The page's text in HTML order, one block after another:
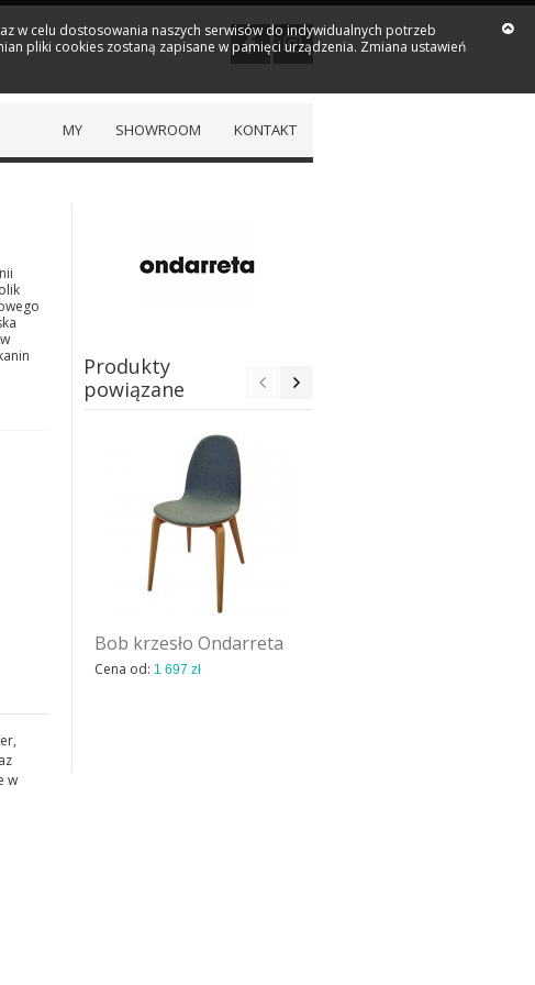
KONTAKT
SHOWROOM
MY
Produkty
powiązane
Bob krzesło Ondarreta
Cena od: 1 697 zł
w
w celu dostosowania naszych serwisów do indywidualnych potrzeb
pliki cookies zostaną zapisane w pamięci urządzenia. Zmiana ustawień